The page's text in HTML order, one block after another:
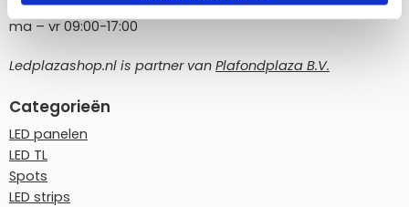
ma – vr 09:00-17:00
Ledplazashop.nl is partner van Plafondplaza B.V.
Categorieën
LED panelen
LED TL
Spots
LED strips